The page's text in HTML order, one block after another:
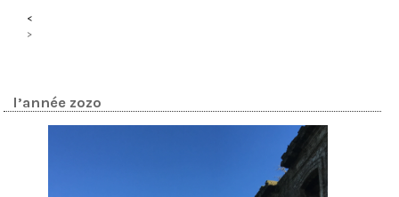
<
>
l’année zozo